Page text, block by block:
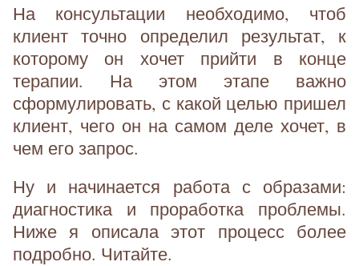
На консультации необходимо, чтоб
клиент точно определил результат, к
которому он хочет прийти в конце
терапии. На этом этапе важно
сформулировать, с какой целью пришел
клиент, чего он на самом деле хочет, в
чем его запрос.
Ну и начинается работа с образами:
диагностика и проработка проблемы.
Ниже я описала этот процесс более
подробно. Читайте.